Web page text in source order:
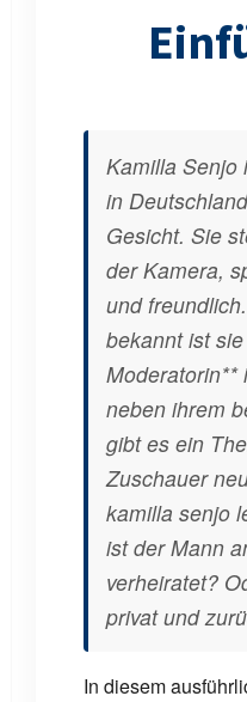
Kamilla Senjo
in
Gesicht. Sie
der Kamera,
und
bekannt ist
Moderatorin**
neben ihrem
gibt es ein
Zuschauer
kamilla senjo
ist der Mann
verheiratet?
privat und
In diesem